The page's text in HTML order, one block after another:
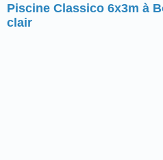
Piscine Classico 6x3m à
clair